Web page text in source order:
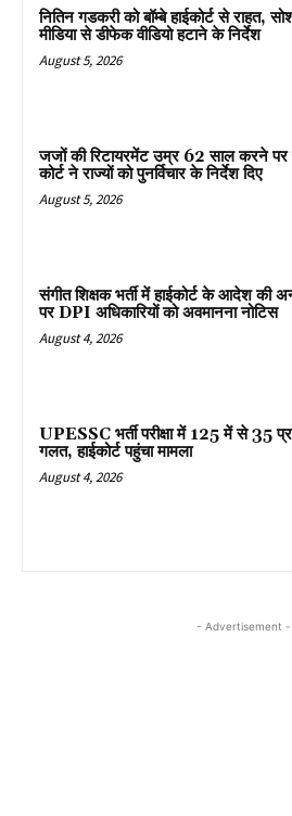
नितिन गडकरी को बॉम्बे हाईकोर्ट से राहत,
मीडिया से डीफेक वीडियो हटाने के निर्देश
August 5, 2026
जजों की रिटायरमेंट उम्र 62 साल करने पर
कोर्ट ने राज्यों को पुनर्विचार के निर्देश दिए
August 5, 2026
संगीत शिक्षक भर्ती में हाईकोर्ट के आदेश की
पर DPI अधिकारियों को अवमानना नोटिस
August 4, 2026
UPESSC भर्ती परीक्षा में 125 में से 35
गलत, हाईकोर्ट पहुंचा मामला
August 4, 2026
- Advertisement -